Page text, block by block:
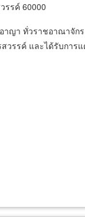
รรค์ 60000
า ทั่วราชอาณาจัก
วรรค์ และได้รับก